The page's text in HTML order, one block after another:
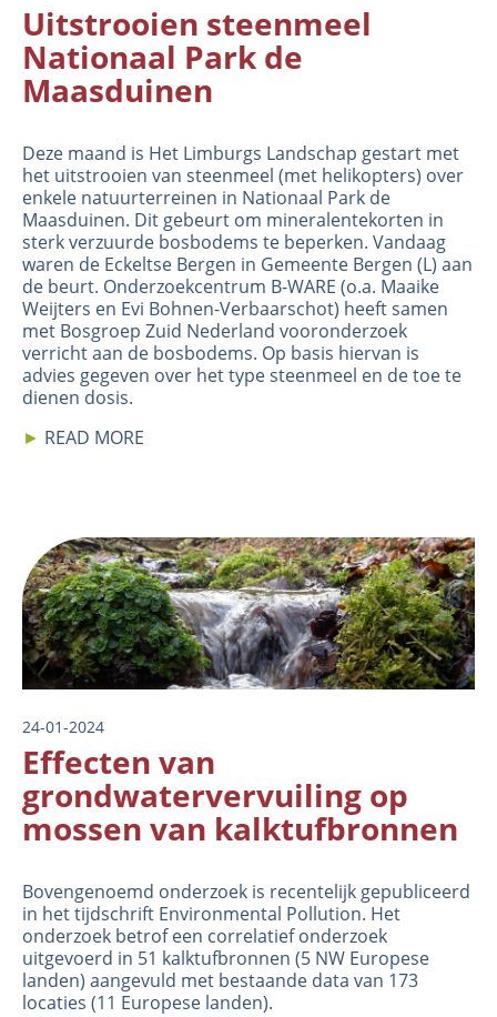
Uitstrooien steenmeel
Nationaal Park de
Maasduinen
Deze maand is Het Limburgs Landschap gestart met
het uitstrooien van steenmeel (met helikopters) over
enkele natuurterreinen in Nationaal Park de
Maasduinen. Dit gebeurt om mineralentekorten in
sterk verzuurde bosbodems te beperken. Vandaag
waren de Eckeltse Bergen in Gemeente Bergen (L) aan
de beurt. Onderzoekcentrum B-WARE (o.a. Maaike
Weijters en Evi Bohnen-Verbaarschot) heeft samen
met Bosgroep Zuid Nederland vooronderzoek
verricht aan de bosbodems. Op basis hiervan is
advies gegeven over het type steenmeel en de toe te
dienen dosis.
► READ MORE
Image
24-01-2024
Effecten van
grondwatervervuiling op
mossen van kalktufbronnen
Bovengenoemd onderzoek is recentelijk gepubliceerd
in het tijdschrift Environmental Pollution. Het
onderzoek betrof een correlatief onderzoek
uitgevoerd in 51 kalktufbronnen (5 NW Europese
landen) aangevuld met bestaande data van 173
locaties (11 Europese landen).